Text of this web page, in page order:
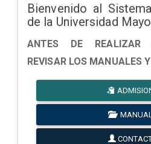
Bienvenido al
de la Universidad
ANTES DE REALIZAR
REVISAR LOS MANUALES